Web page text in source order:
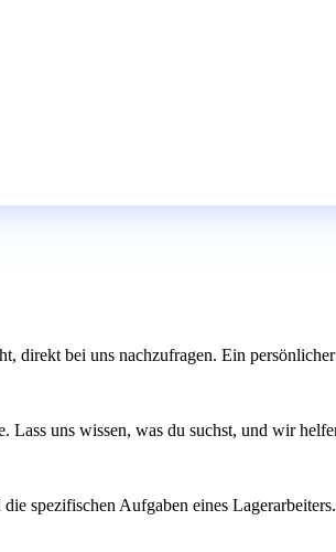
direkt bei uns nachzufragen. Ein
uns wissen, was du suchst, und wir
spezifischen Aufgaben eines